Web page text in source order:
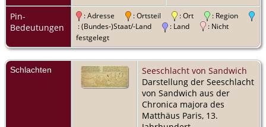
Pin-
Bedeutungen
: Adresse : Ortsteil : Ort
: Region
: (Bundes-)Staat/-Land
: Land
: Nicht
festgelegt
Schlachten
Seeschlacht von Sandwich
Darstellung der Seeschlacht
von Sandwich aus der
Chronica majora des
Matthäus Paris, 13.